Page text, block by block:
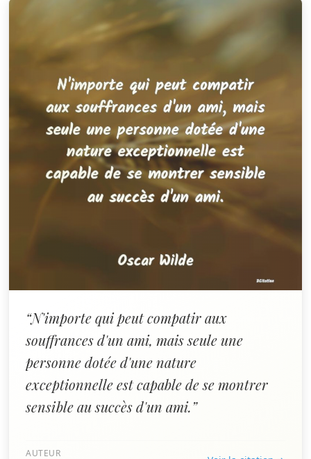
“N'importe qui peut compatir aux
souffrances d'un ami, mais seule une
personne dotée d'une nature
exceptionnelle est capable de se montrer
sensible au succès d'un ami.”
AUTEUR